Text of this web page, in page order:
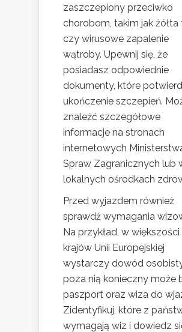
zaszczepiony przeciwko
chorobom, takim jak żółta
czy wirusowe zapalenie
wątroby. Upewnij się, że
posiadasz odpowiednie
dokumenty, które
ukończenie szczepień.
znaleźć szczegółowe
informacje na stronach
internetowych
Spraw Zagranicznych lub
lokalnych ośrodkach
Przed wyjazdem również
sprawdź wymagania
Na przykład, w większości
krajów Unii Europejskiej
wystarczy dowód
poza nią konieczny może
paszport oraz wiza do
Zidentyfikuj, które z
wymagają wiz i dowiedz